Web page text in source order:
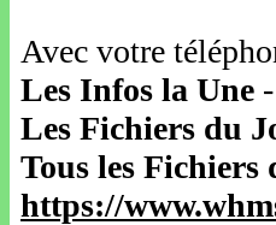
Avec votre
Les Infos la Une -
Les Fichiers du
Tous les Fichiers
https://